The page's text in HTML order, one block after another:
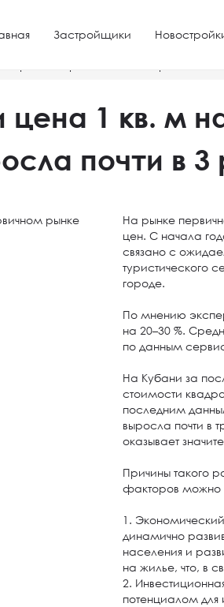
Застройщики
цена 1 кв. м
почти в 3
На рынке
цен. С начала
связано с
туристического
городе.
По мнению
на 20–30 %.
по данным
На Кубани за
стоимости
последним
выросла почти в
оказывает
Причины такого
факторов можно
1.
динамично
населения и
на жилье, что, в
2.
потенциалом для